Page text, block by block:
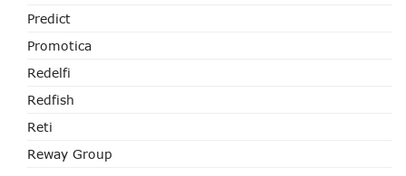
Predict
Promotica
Redelfi
Redfish
Reti
Reway Group